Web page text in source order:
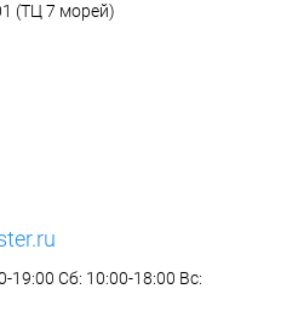
(ТЦ 7 морей)
19:00 Сб: 10:00-18:00 Вс: